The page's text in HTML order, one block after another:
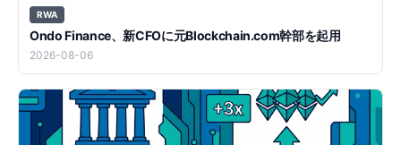
RWA
Ondo Finance、新CFOに元Blockchain.com幹部を起用
2026-08-06